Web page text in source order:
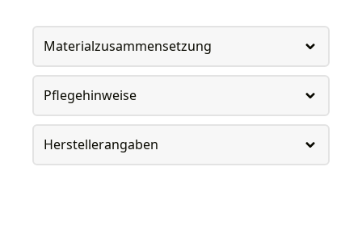
Materialzusammensetzung
Pflegehinweise
Herstellerangaben